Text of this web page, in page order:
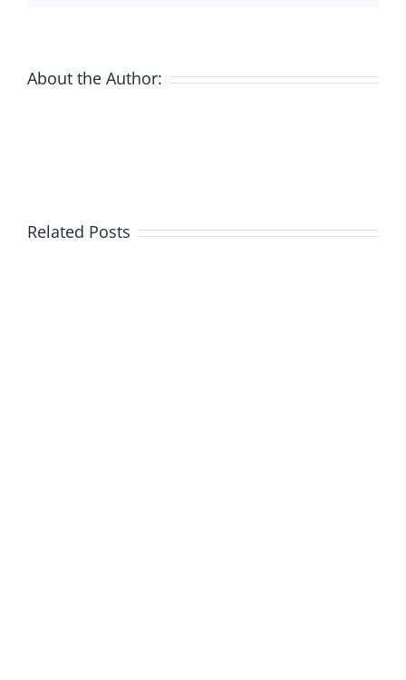
About the Author:
Related Posts